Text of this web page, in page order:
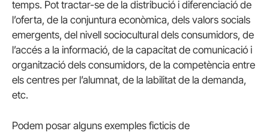
temps. Pot tractar-se de la distribució i diferenciació de
l’oferta, de la conjuntura econòmica, dels valors socials
emergents, del nivell sociocultural dels consumidors, de
l’accés a la informació, de la capacitat de comunicació i
organització dels consumidors, de la competència entre
els centres per l’alumnat, de la labilitat de la demanda,
etc.
Podem posar alguns exemples ficticis de